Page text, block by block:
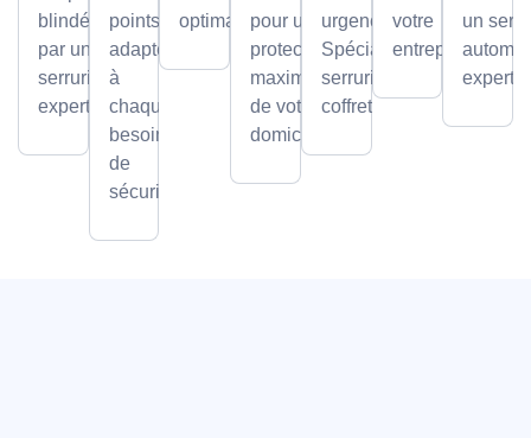
blindées
par un
serrurier
expert
points,
adaptée
à
chaque
besoin
de
sécurité.
optimal.
pour une
protection
maximale
de votre
domicile.
urgence.
Spécialiste
serrurier
coffretier
votre
entreprise.
un
expert